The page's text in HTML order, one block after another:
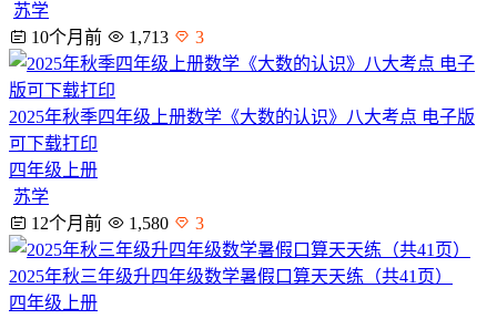
苏学
10个月前
1,713 3
2025年秋季四年级上册数学《大数的认识》八大考点 电子版
可下载打印
四年级上册
苏学
12个月前
1,580 3
2025年秋三年级升四年级数学暑假口算天天练（共41页）
四年级上册